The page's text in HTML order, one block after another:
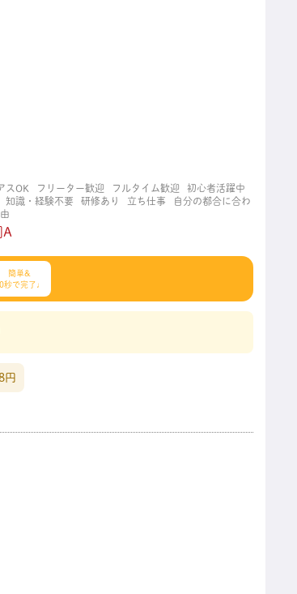
スOK フリーター歓迎 フルタイム歓迎
初心者活躍中
知識・経験不要 研修あり 立ち仕事
自分の都合に合わ
簡単&
秒で完了♩
円